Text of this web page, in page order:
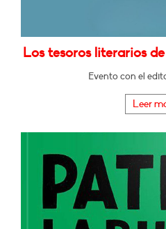
Los tesoros literarios
Evento con el
Leer